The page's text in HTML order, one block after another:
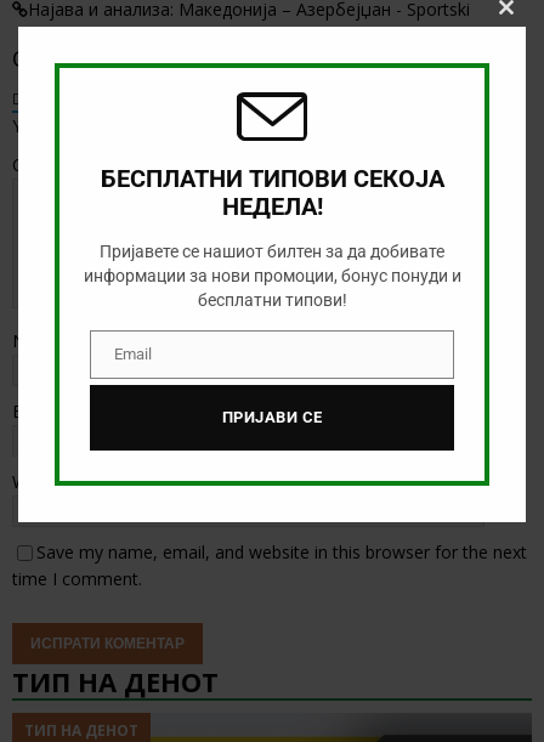
Најава и анализа: Македонија – Азербејџан - Sportski
Оставете коментар
Default Comments (2) Facebook Comments
Your email address will not be published.
Comment
Name
Email
Website
Save my name, email, and website in this browser for the next
time I comment.
ТИП НА ДЕНОТ
ТИП НА ДЕНОТ
Close
БЕСПЛАТНИ ТИПОВИ СЕКОЈА
НЕДЕЛА!
Пријавете се нашиот билтен за да добивате
информации за нови промоции, бонус понуди и
бесплатни типови!
EmailEmail
ПРИЈАВИ СЕ